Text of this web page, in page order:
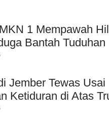
1 Mempawah
Bantah
Jember Tewas
Ketiduran di Atas